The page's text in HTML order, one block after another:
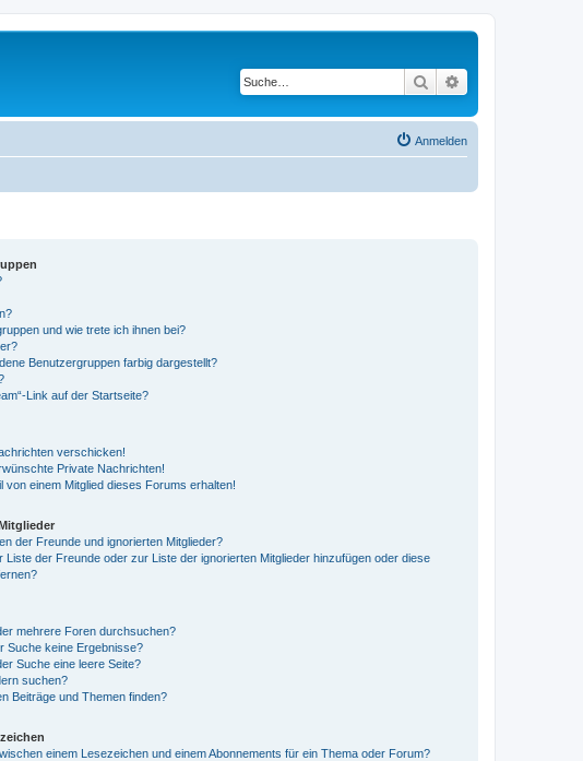
Suche
Anmelden
und wie trete ich ihnen bei?
Benutzergruppen farbig dargestellt?
Link auf der Startseite?
verschicken!
Private Nachrichten!
von einem Mitglied dieses Forums erhalten!
der Freunde und ignorierten Mitglieder?
Liste der Freunde oder zur Liste der ignorierten Mitglieder hinzufügen oder diese
mehrere Foren durchsuchen?
Suche keine Ergebnisse?
Suche eine leere Seite?
suchen?
Beiträge und Themen finden?
einem Lesezeichen und einem Abonnements für ein Thema oder Forum?